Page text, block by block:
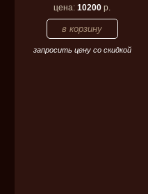
цена:10200 р.
запросить цену со скидкой